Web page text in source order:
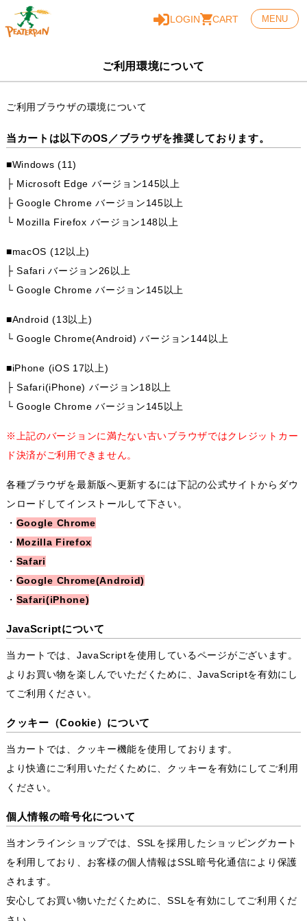
LOGIN CART MENU
ご利用環境について
ご利用ブラウザの環境について
当カートは以下のOS／ブラウザを推奨しております。
■Windows (11)
├ Microsoft Edge バージョン145以上
├ Google Chrome バージョン145以上
└ Mozilla Firefox バージョン148以上
■macOS (12以上)
├ Safari バージョン26以上
└ Google Chrome バージョン145以上
■Android (13以上)
└ Google Chrome(Android) バージョン144以上
■iPhone (iOS 17以上)
├ Safari(iPhone) バージョン18以上
└ Google Chrome バージョン145以上
※上記のバージョンに満たない古いブラウザではクレジットカー
ド決済がご利用できません。
各種ブラウザを最新版へ更新するには下記の公式サイトからダウ
ンロードしてインストールして下さい。
・ Google Chrome
・ Mozilla Firefox
・ Safari
・ Google Chrome(Android)
・ Safari(iPhone)
JavaScriptについて
当カートでは、JavaScriptを使用しているページがございます。
よりお買い物を楽しんでいただくために、JavaScriptを有効にし
てご利用ください。
クッキー（Cookie）について
当カートでは、クッキー機能を使用しております。
より快適にご利用いただくために、クッキーを有効にしてご利用
ください。
個人情報の暗号化について
当オンラインショップでは、SSLを採用したショッピングカート
を利用しており、お客様の個人情報はSSL暗号化通信により保護
されます。
安心してお買い物いただくために、SSLを有効にしてご利用くだ